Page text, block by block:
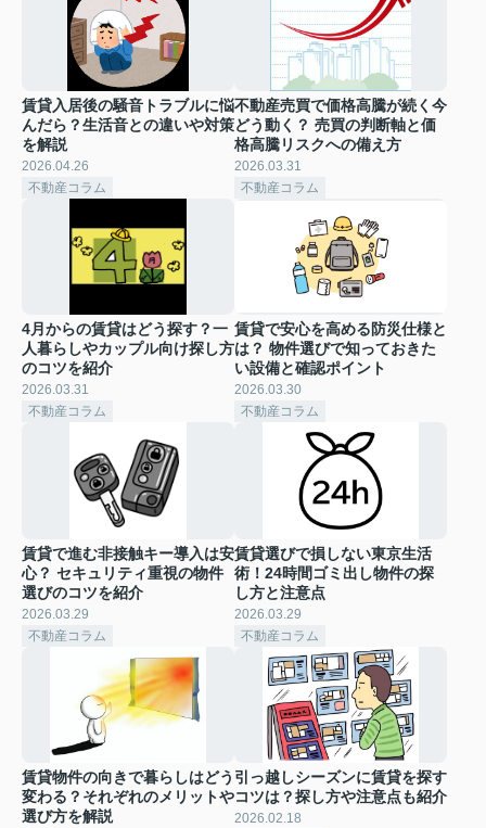
賃貸入居後の騒音トラブルに悩
んだら？生活音との違いや対策
を解説
2026.04.26
不動産コラム
不動産売買で価格高騰が続く今
どう動く？ 売買の判断軸と価
格高騰リスクへの備え方
2026.03.31
不動産コラム
4月からの賃貸はどう探す？一
人暮らしやカップル向け探し方
のコツを紹介
2026.03.31
不動産コラム
賃貸で安心を高める防災仕様と
は？ 物件選びで知っておきた
い設備と確認ポイント
2026.03.30
不動産コラム
賃貸で進む非接触キー導入は安
心？ セキュリティ重視の物件
選びのコツを紹介
2026.03.29
不動産コラム
賃貸選びで損しない東京生活
術！24時間ゴミ出し物件の探
し方と注意点
2026.03.29
不動産コラム
賃貸物件の向きで暮らしはどう
変わる？それぞれのメリットや
選び方を解説
引っ越しシーズンに賃貸を探す
コツは？探し方や注意点も紹介
2026.02.18